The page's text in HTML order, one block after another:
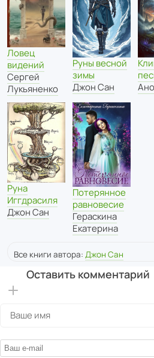
Ловец
видений
Сергей
Лукьяненко
Руны весной
зимы
Джон Сан
Руна
Иггдрасиля
Джон Сан
Потерянное
равновесие
Гераскина
Екатерина
Все книги автора: Джон Сан
Оставить комментарий